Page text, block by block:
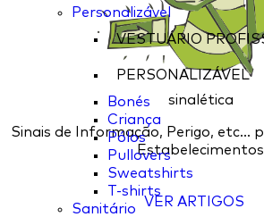
Personalizável
VESTUÁRIO
PERSONALIZÁVEL
Bonés
Criança
Pólos
Pullovers
Sweatshirts
T-shirts
Sanitário
sinalética
Sinais de Informação, Perigo, etc...
Estabelecimentos
VER ARTIGOS